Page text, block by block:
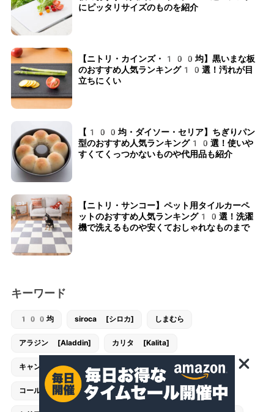
にピッタリサイズのものを紹介
【ニトリ・カインズ・100均】黒いまな板
のおすすめ人気ランキング10選！汚れが目
立ちにくい
【100均・ダイソー・セリア】ちぎりパン
型のおすすめ人気ランキング10選！使いや
すくてくっつかないものや代用品も紹介
【ニトリ・サンコー】ペット用タイルカーペ
ットのおすすめ人気ランキング10選！洗濯
機で洗えるものや安くておしゃれなものまで
キーワード
100均 siroca [シロカ] しまむら
アラジン [Aladdin] カリタ [Kalita]
キャンドゥ [CanDo] キャンプ コンビ [combi]
コールマン [Coleman] スタンレー [STANLEY]